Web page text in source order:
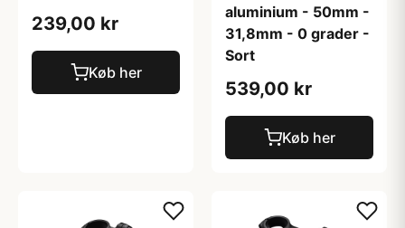
239,00 kr
Køb her
aluminium - 50mm -
31,8mm - 0 grader -
Sort
539,00 kr
Køb her